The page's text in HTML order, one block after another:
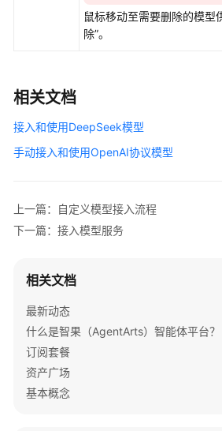
等
协
议
白
皮
书
源
支
持
域
系
鼠标移动至需要删除的模型
除”。
相关文档
接入和使用DeepSeek模型
手动接入和使用OpenAI协议模型
上一篇：自定义模型接入流程
下一篇：接入模型服务
相关文档
最新动态
什么是智果（AgentArts）智能体平台？
订阅套餐
资产广场
基本概念